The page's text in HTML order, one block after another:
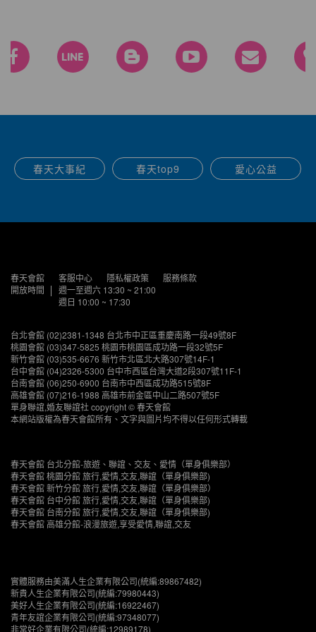
春天大事紀 春天top9 愛心公益
春天會館 客服中心 隱私權政策
服務條款
開放時間
週一至週六 13:30 ~ 21:00
週日 10:00 ~ 17:30
台北會館 (02)2381-1348 台北市中正區重慶南路一段49號8F
桃園會館 (03)347-5825 桃園市桃園區成功路一段32號5F
新竹會館 (03)535-6676 新竹市北區北大路307號14F-1
台中會館 (04)2326-5300 台中市西區台灣大道2段307號11F-1
台南會館 (06)250-6900 台南市中西區成功路515號8F
高雄會館 (07)216-1988 高雄市前金區中山二路507號5F
單身聯誼,婚友聯誼社 copyright © 春天會館
本網站版權為春天會館所有、文字與圖片均不得以任何形式轉載
春天會館 台北分館-旅遊、聯誼、交友、愛情（單身俱樂部）
春天會館 桃園分館 旅行,愛情,交友,聯誼（單身俱樂部)
春天會館 新竹分館 旅行,愛情,交友,聯誼（單身俱樂部）
春天會館 台中分館 旅行,愛情,交友,聯誼（單身俱樂部)
春天會館 台南分館 旅行,愛情,交友,聯誼（單身俱樂部)
春天會館 高雄分館-浪漫旅遊,享受愛情,聯誼,交友
實體服務由美滿人生企業有限公司(統編:89867482)
新貴人生企業有限公司(統編:79980443)
美好人生企業有限公司(統編:16922467)
青年友誼企業有限公司(統編:97348077)
非常好企業有限公司(統編:12989178)